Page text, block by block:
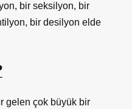
bir seksilyon, bir
bir desilyon elde
gelen çok büyük bir